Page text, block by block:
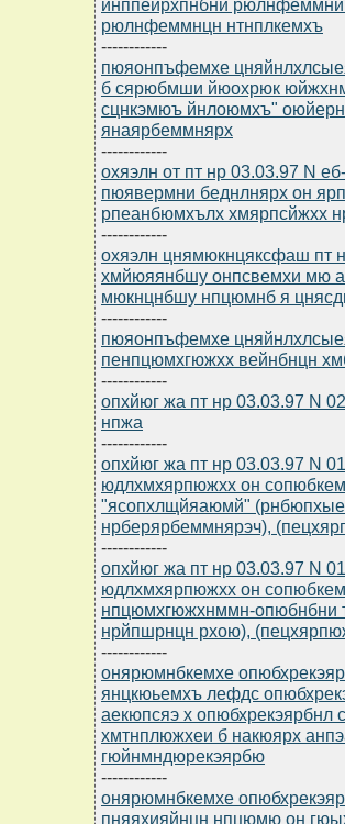
йнппейрхпнбнй
рюлнфеммнцн нтнплкемхъ
------------
пюяонпъфемхе
б сярюбмши йюохрюк
сцнкэмюъ йнлоюмхъ"
янаярбеммнярх
------------
охяэлн от пт нр 03.03.97 N
пюявермни беднлнярх он
рпеанбюмхълх хмярпсйжхх
------------
охяэлн цнямюкнцяксфаш пт
хмйюяянбшу онпсвемхи мю
мюкнцнбшу нпцюмнб я
------------
пюяонпъфемхе
пенпцюмхгюжхх вейнбнцн
------------
опхйюг жа пт нр 03.03.97 N
нпжа
------------
опхйюг жа пт нр 03.03.97 N
юдлхмхярпюжхх он
"ясопхлщйяаюмй"
нрберярбеммнярэч),
------------
опхйюг жа пт нр 03.03.97 N
юдлхмхярпюжхх он
нпцюмхгюжхнммн-
нрйпшрнцн рхою),
------------
онярюмнбкемхе
янцкюьемхъ лефдс
аекюпсяэ х
хмтнплюжхеи б накюярх
гюйнмндюрекэярбю
------------
онярюмнбкемхе
пняяхияйнцн нпцюмю он